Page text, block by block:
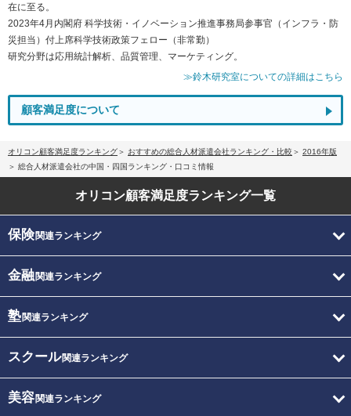
在に至る。
2023年4月内閣府 科学技術・イノベーション推進事務局参事官（インフラ・防
災担当）付上席科学技術政策フェロー（非常勤）
研究分野は応用統計解析、品質管理、マーケティング。
≫鈴木研究室についての詳細はこちら
顧客満足度について
オリコン顧客満足度ランキング おすすめの総合人材派遣会社ランキング・比較
2016年版
総合人材派遣会社の中国・四国ランキング・口コミ情報
オリコン顧客満足度ランキング一覧
保険関連ランキング
金融関連ランキング
塾関連ランキング
スクール関連ランキング
美容関連ランキング